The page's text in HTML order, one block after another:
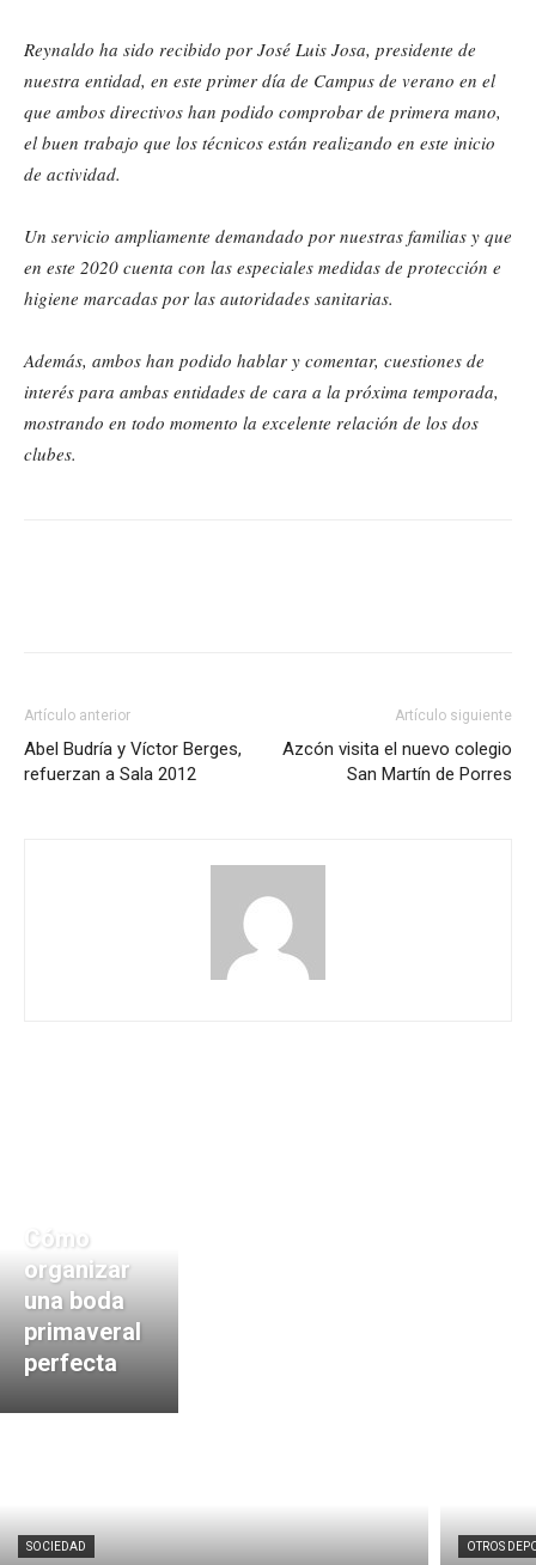
Reynaldo ha sido recibido por José Luis Josa, presidente de
nuestra entidad, en este primer día de Campus de verano en el
que ambos directivos han podido comprobar de primera mano,
el buen trabajo que los técnicos están realizando en este inicio
de actividad.
Un servicio ampliamente demandado por nuestras familias y que
en este 2020 cuenta con las especiales medidas de protección e
higiene marcadas por las autoridades sanitarias.
Además, ambos han podido hablar y comentar, cuestiones de
interés para ambas entidades de cara a la próxima temporada,
mostrando en todo momento la excelente relación de los dos
clubes.
Artículo anterior
Abel Budría y Víctor Berges,
refuerzan a Sala 2012
Artículo siguiente
Azcón visita el nuevo colegio
San Martín de Porres
Cómo
organizar
una boda
primaveral
perfecta
SOCIEDAD OTROS